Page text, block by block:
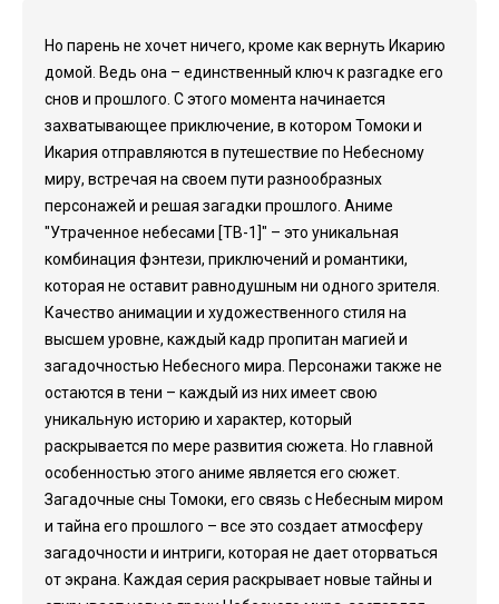
Но парень не хочет ничего, кроме как вернуть Икарию
домой. Ведь она – единственный ключ к разгадке его
снов и прошлого. С этого момента начинается
захватывающее приключение, в котором Томоки и
Икария отправляются в путешествие по Небесному
миру, встречая на своем пути разнообразных
персонажей и решая загадки прошлого. Аниме
"Утраченное небесами [ТВ-1]" – это уникальная
комбинация фэнтези, приключений и романтики,
которая не оставит равнодушным ни одного зрителя.
Качество анимации и художественного стиля на
высшем уровне, каждый кадр пропитан магией и
загадочностью Небесного мира. Персонажи также не
остаются в тени – каждый из них имеет свою
уникальную историю и характер, который
раскрывается по мере развития сюжета. Но главной
особенностью этого аниме является его сюжет.
Загадочные сны Томоки, его связь с Небесным миром
и тайна его прошлого – все это создает атмосферу
загадочности и интриги, которая не дает оторваться
от экрана. Каждая серия раскрывает новые тайны и